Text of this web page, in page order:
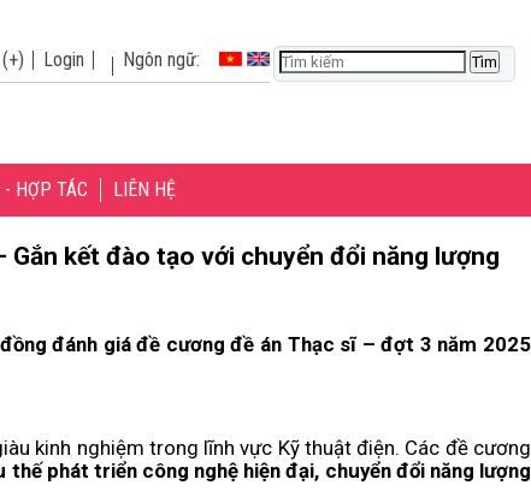
(+) Login Ngôn ngữ:
- HỢP TÁC LIÊN HỆ
đánh giá đề cương đề án Thạc sĩ – đợt 3 năm 2025
kinh nghiệm trong lĩnh vực Kỹ thuật điện. Các đề cương
thế phát triển công nghệ hiện đại, chuyển đổi năng lượng